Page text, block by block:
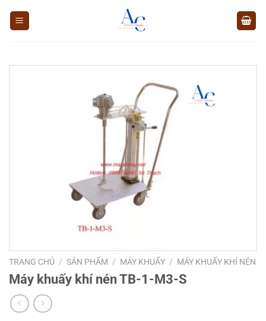
TRANG CHỦ / SẢN PHẨM / MÁY KHUẤY / MÁY KHUẤY KHÍ NÉN
Máy khuấy khí nén TB-1-M3-S